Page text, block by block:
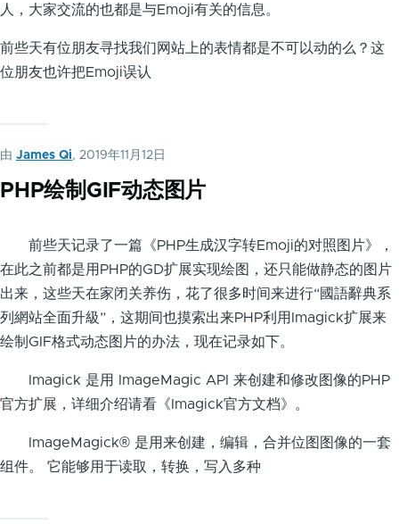
人，大家交流的也都是与Emoji有关的信息。
前些天有位朋友寻找我们网站上的表情都是不可以动的么？这
位朋友也许把Emoji误认
由 James Qi, 2019年11月12日
PHP绘制GIF动态图片
前些天记录了一篇《PHP生成汉字转Emoji的对照图片》，
在此之前都是用PHP的GD扩展实现绘图，还只能做静态的图片
出来，这些天在家闭关养伤，花了很多时间来进行“國語辭典系
列網站全面升級”，这期间也摸索出来PHP利用Imagick扩展来
绘制GIF格式动态图片的办法，现在记录如下。
Imagick 是用 ImageMagic API 来创建和修改图像的PHP
官方扩展，详细介绍请看《Imagick官方文档》。
ImageMagick® 是用来创建，编辑，合并位图图像的一套
组件。 它能够用于读取，转换，写入多种